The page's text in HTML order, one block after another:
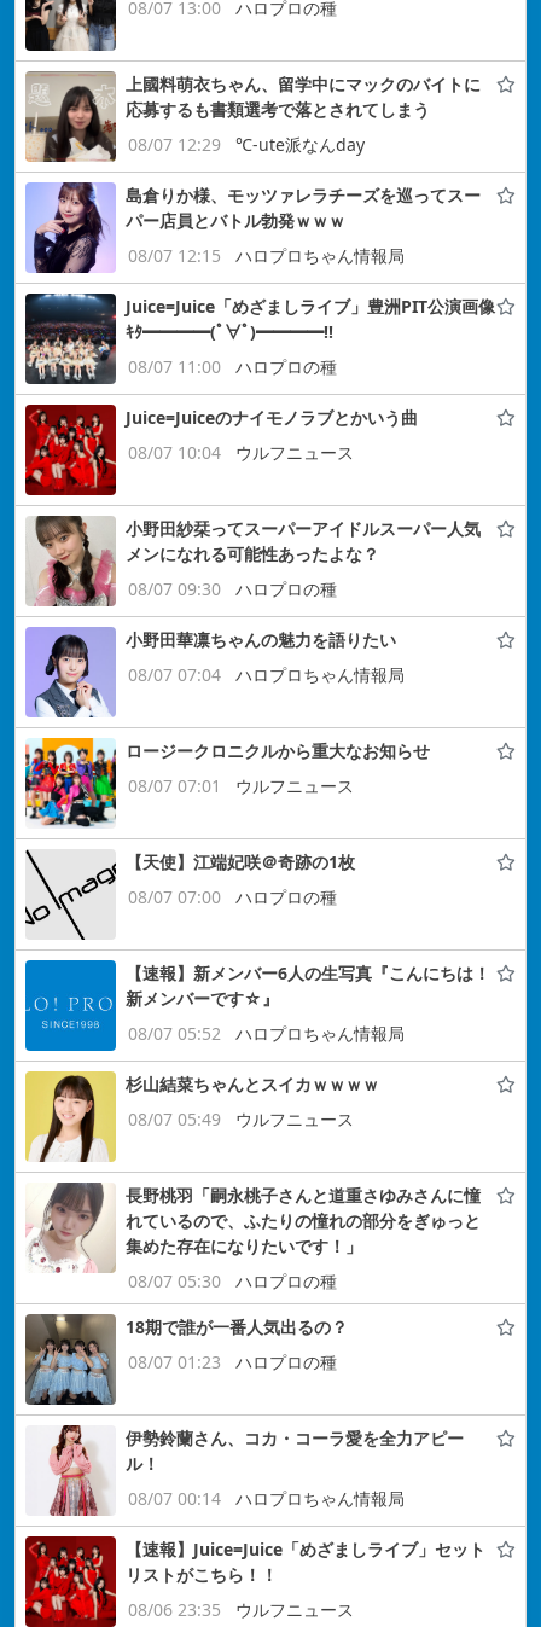
08/07 13:00 ハロプロの種
上國料萌衣ちゃん、留学中にマックのバイトに
応募するも書類選考で落とされてしまう
08/07 12:29
℃-ute派なんday
島倉りか様、モッツァレラチーズを巡ってスー
パー店員とバトル勃発ｗｗｗ
08/07 12:15
ハロプロちゃん情報局
Juice=Juice「めざましライブ」豊洲PIT公演画像
ｷﾀ━━━━(ﾟ∀ﾟ)━━━━!!
08/07 11:00
ハロプロの種
Juice=Juiceのナイモノラブとかいう曲
08/07 10:04
ウルフニュース
小野田紗栞ってスーパーアイドルスーパー人気
メンになれる可能性あったよな？
08/07 09:30
ハロプロの種
小野田華凛ちゃんの魅力を語りたい
08/07 07:04
ハロプロちゃん情報局
ロージークロニクルから重大なお知らせ
08/07 07:01
ウルフニュース
【天使】江端妃咲＠奇跡の1枚
08/07 07:00
ハロプロの種
【速報】新メンバー6人の生写真『こんにちは！
新メンバーです☆』
08/07 05:52
ハロプロちゃん情報局
杉山結菜ちゃんとスイカｗｗｗｗ
08/07 05:49
ウルフニュース
長野桃羽「嗣永桃子さんと道重さゆみさんに憧
れているので、ふたりの憧れの部分をぎゅっと
集めた存在になりたいです！」
08/07 05:30
ハロプロの種
18期で誰が一番人気出るの？
08/07 01:23
ハロプロの種
伊勢鈴蘭さん、コカ・コーラ愛を全力アピー
ル！
08/07 00:14
ハロプロちゃん情報局
【速報】Juice=Juice「めざましライブ」セット
リストがこちら！！
08/06 23:35
ウルフニュース